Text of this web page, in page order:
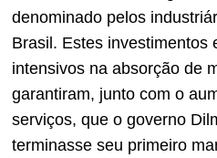
denominado pelos
Brasil. Estes investimentos
intensivos na absorção de
garantiram, junto com o
serviços, que o governo
terminasse seu primeiro